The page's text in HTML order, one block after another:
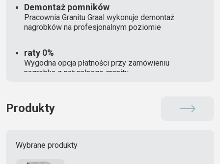
Demontaż pomników
Pracownia Granitu Graal wykonuje demontaż
nagrobków na profesjonalnym poziomie
raty 0%
Wygodna opcja płatności przy zamówieniu
nagrobka z naturalnego granitu
Produkty
Wybrane produkty